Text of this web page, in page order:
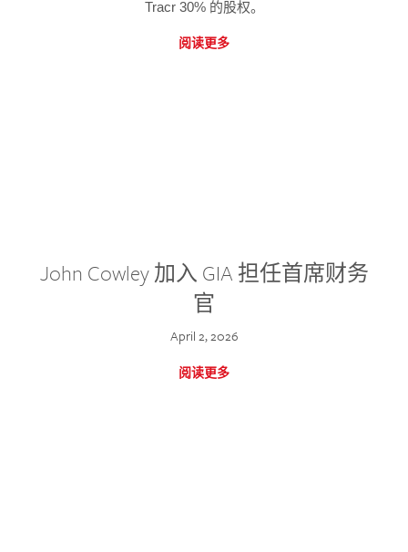
Tracr 30% 的股权。
阅读更多
John Cowley 加入 GIA 担任首席财务
官
April 2, 2026
阅读更多